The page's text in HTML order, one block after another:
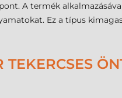
A termék
Ez a típus
TEKERCSES